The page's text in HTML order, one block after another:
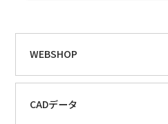
WEBSHOP
CADデータ